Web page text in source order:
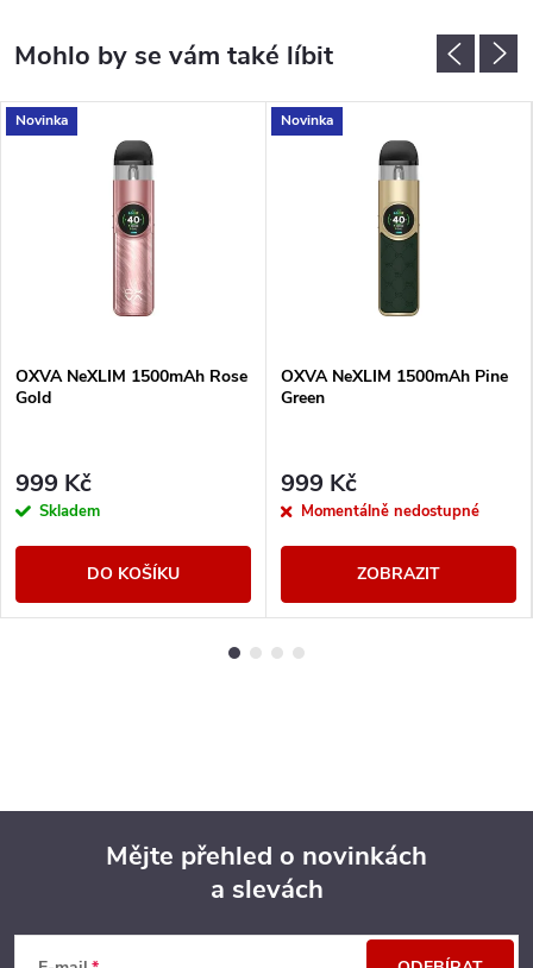
Novinka
OXVA NeXLIM 1500mAh Rose
Gold
999 Kč
Skladem
DO KOŠÍKU
Novinka
OXVA NeXLIM 1500mAh Pine
Green
999 Kč
Momentálně nedostupné
ZOBRAZIT
Mějte přehled o novinkách
a slevách